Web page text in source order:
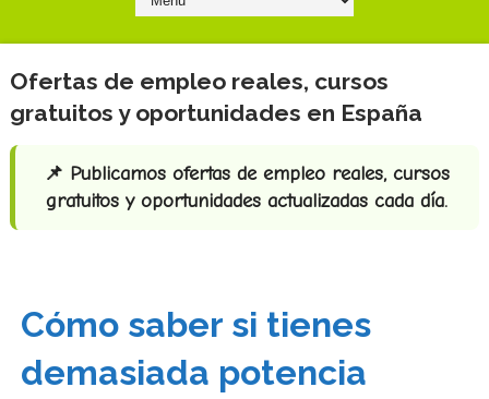
Ofertas de empleo reales, cursos
gratuitos y oportunidades en España
📌 Publicamos ofertas de empleo reales, cursos
gratuitos y oportunidades actualizadas cada día.
Cómo saber si tienes
demasiada potencia